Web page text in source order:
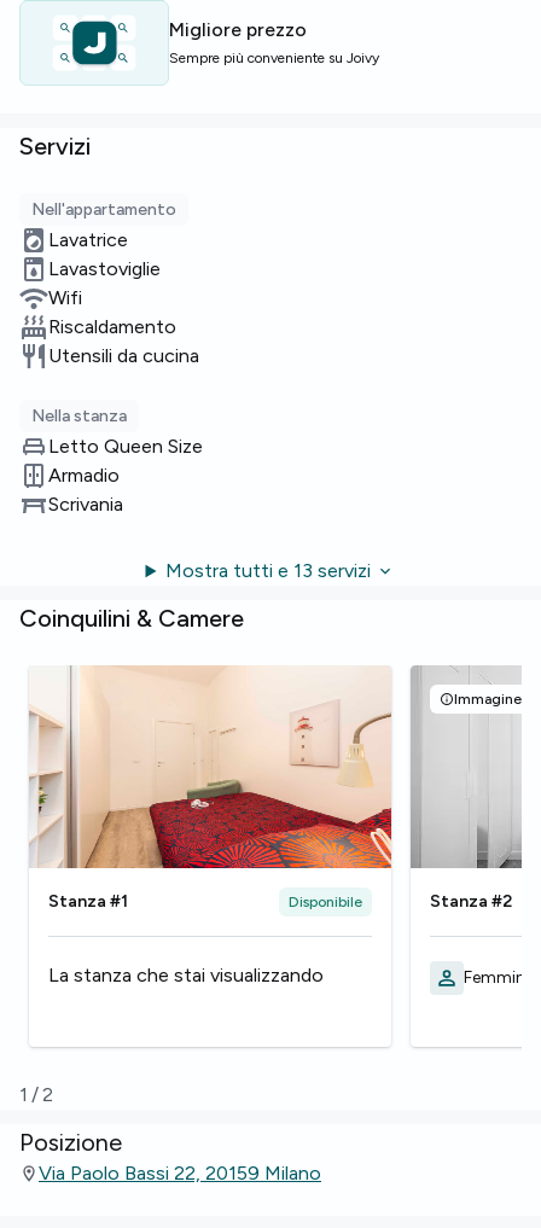
Migliore prezzo
Sempre più conveniente su Joivy
Servizi
Nell'appartamento
Lavatrice
Lavastoviglie
Wifi
Riscaldamento
Utensili da cucina
Nella stanza
Letto Queen Size
Armadio
Scrivania
Mostra tutti e 13 servizi
Coinquilini & Camere
Stanza #1 Disponibile
La stanza che stai visualizzando
Immagine
Stanza #2
1/2
Posizione
Via Paolo Bassi 22, 20159 Milano